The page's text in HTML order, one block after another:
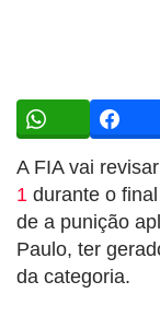
A FIA vai
1 durante o
de a punição
Paulo, ter
da categoria.